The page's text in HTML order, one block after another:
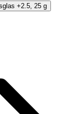
+2.5, 25 g